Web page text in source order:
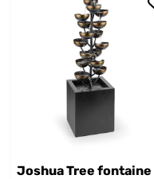
Joshua Tree fontaine